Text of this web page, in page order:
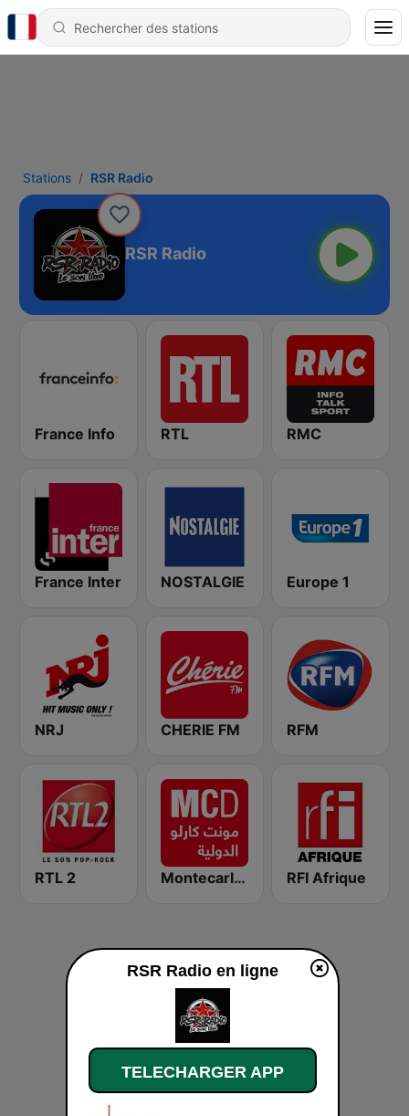
Stations RSR Radio
RSR Radio
France Info RTL RMC
France Inter NOSTALGIE Europe 1
NRJ CHERIE FM RFM
RTL 2 Montecarlo al doualiya (مونت كارلو الدولية) RFI Afrique
RSR Radio en ligne
TELECHARGER APP